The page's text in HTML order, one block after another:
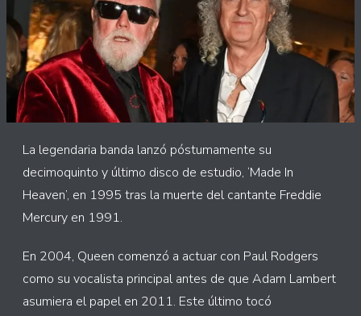
La legendaria banda lanzó póstumamente su
decimoquinto y último disco de estudio, ‘Made In
Heaven’, en 1995 tras la muerte del cantante Freddie
Mercury en 1991.
En 2004, Queen comenzó a actuar con Paul Rodgers
como su vocalista principal antes de que Adam Lambert
asumiera el papel en 2011. Este último tocó